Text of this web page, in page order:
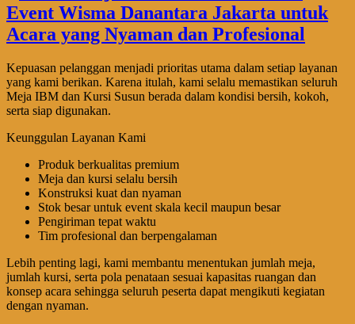
Kepuasan pelanggan menjadi prioritas utama dalam setiap layanan
yang kami berikan. Karena itulah, kami selalu memastikan seluruh
Meja IBM dan Kursi Susun berada dalam kondisi bersih, kokoh,
serta siap digunakan.
Keunggulan Layanan Kami
Produk berkualitas premium
Meja dan kursi selalu bersih
Konstruksi kuat dan nyaman
Stok besar untuk event skala kecil maupun besar
Pengiriman tepat waktu
Tim profesional dan berpengalaman
Lebih penting lagi, kami membantu menentukan jumlah meja,
jumlah kursi, serta pola penataan sesuai kapasitas ruangan dan
konsep acara sehingga seluruh peserta dapat mengikuti kegiatan
dengan nyaman.